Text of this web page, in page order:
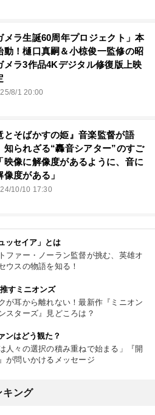
メラ生誕60周年プロジェクト」本
動！樋口真嗣＆小椋俊一監修の昭
メラ3作品4Kデジタル修復版上映
8/1 20:00
とそばかすの姫』音楽監督が語
知られざる“轟音シアター”のすご
映像に解像度があるように、音に
像度がある」
10/10 17:30
ッセイア」とは
ファー・ノーラン監督が挑む、英雄オ
ウスの物語を知る！
すミニオンズ
が耳から離れない！最新作『ミニオン
スターズ』見どころは？
ンはどう観た？
人々の選択の積み重ねで始まる」『開
が問いかけるメッセージ
キング